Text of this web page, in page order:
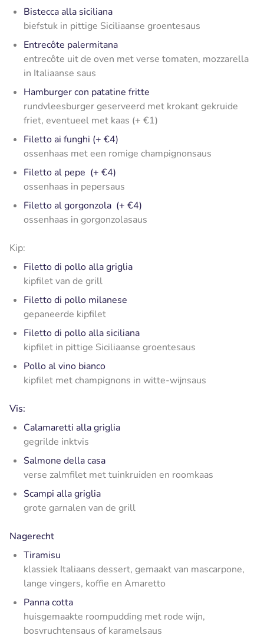
Bistecca alla siciliana
biefstuk in pittige Siciliaanse groentesaus
Entrecôte palermitana
entrecôte uit de oven met verse tomaten, mozzarella
in Italiaanse saus
Hamburger con patatine fritte
rundvleesburger geserveerd met krokant gekruide
friet, eventueel met kaas (+ €1)
Filetto ai funghi (+ €4)
ossenhaas met een romige champignonsaus
Filetto al pepe (+ €4)
ossenhaas in pepersaus
Filetto al gorgonzola (+ €4)
ossenhaas in gorgonzolasaus
Kip:
Filetto di pollo alla griglia
kipfilet van de grill
Filetto di pollo milanese
gepaneerde kipfilet
Filetto di pollo alla siciliana
kipfilet in pittige Siciliaanse groentesaus
Pollo al vino bianco
kipfilet met champignons in witte-wijnsaus
Vis:
Calamaretti alla griglia
gegrilde inktvis
Salmone della casa
verse zalmfilet met tuinkruiden en roomkaas
Scampi alla griglia
grote garnalen van de grill
Nagerecht
Tiramisu
klassiek Italiaans dessert, gemaakt van mascarpone,
lange vingers, koffie en Amaretto
Panna cotta
huisgemaakte roompudding met rode wijn,
bosvruchtensaus of karamelsaus